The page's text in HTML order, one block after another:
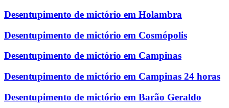
Desentupimento de mictório em Holambra
Desentupimento de mictório em Cosmópolis
Desentupimento de mictório em Campinas
Desentupimento de mictório em Campinas 24 horas
Desentupimento de mictório em Barão Geraldo